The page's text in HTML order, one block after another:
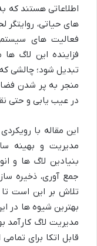
اطلاعاتی هستند که
های حیاتی، روایتگر
فعالیت های
فزاینده این لاگ
تبدیل شود؛ چالشی
منجر به پر شدن
در عیب یابی و حتی
این مقاله با
مدیریت و بهینه
بنیادین لاگ ها و
جمع آوری، ذخیره
تلاش بر این است تا
بهترین شیوه ها در
مدیریت لاگ کارآمد
قابل اتکا برای